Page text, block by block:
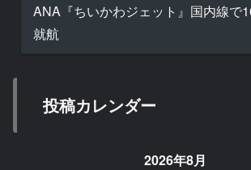
ANA『ちいかわジェット』国内線で
就航
投稿カレンダー
2026年8月